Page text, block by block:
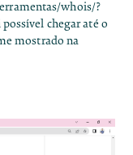
whois/?
chegar até o
mostrado na